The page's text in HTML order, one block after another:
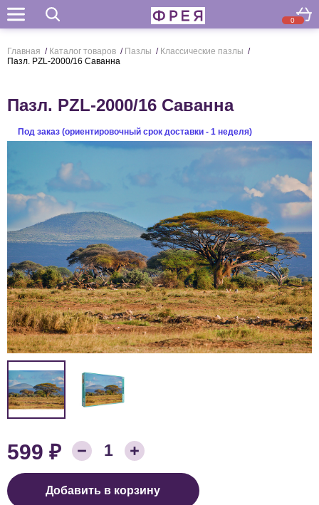
0
Поиск
Главная / Каталог товаров / Пазлы / Классические пазлы /
Пазл. PZL-2000/16 Саванна
Пазл. PZL-2000/16 Саванна
Под заказ (ориентировочный срок доставки - 1 неделя)
Цена:
599 ₽ Количество товара:
1
Добавить в корзину